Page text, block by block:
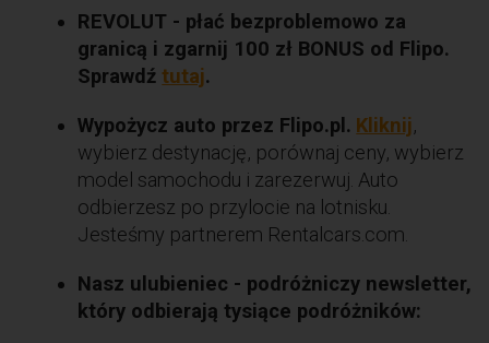
REVOLUT - płać bezproblemowo za
granicą i zgarnij 100 zł BONUS od Flipo.
Sprawdźtutaj.
Wypożycz auto przez Flipo.pl. Kliknij,
wybierz destynację, porównaj ceny, wybierz
model samochodu i zarezerwuj. Auto
odbierzesz po przylocie na lotnisku.
Jesteśmy partnerem Rentalcars.com.
Nasz ulubieniec - podróżniczy newsletter,
który odbierają tysiące podróżników: